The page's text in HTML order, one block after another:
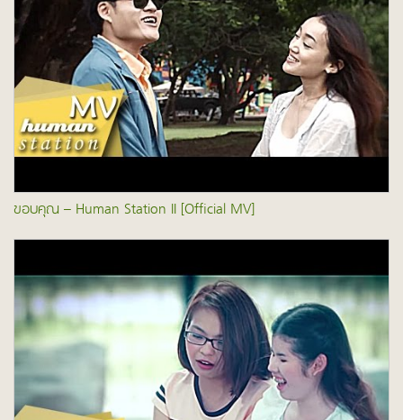
ขอบคุณ – Human Station II [Official MV]